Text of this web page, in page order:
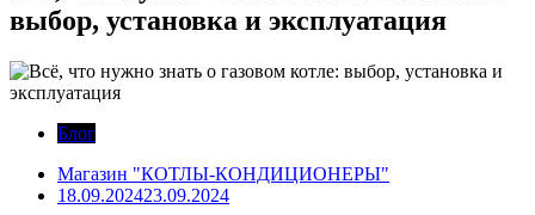
выбор, установка и эксплуатация
Блог
Магазин "КОТЛЫ-КОНДИЦИОНЕРЫ"
18.09.202423.09.2024